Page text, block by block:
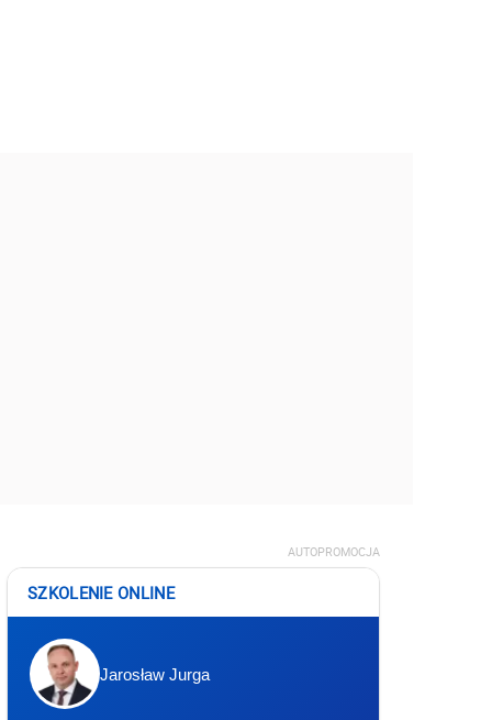
AUTOPROMOCJA
SZKOLENIE ONLINE
Jarosław Jurga